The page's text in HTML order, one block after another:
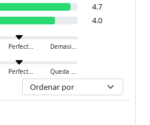
4.7
4.0
Perfecto Demasiado grande
Perfecto Queda holgado